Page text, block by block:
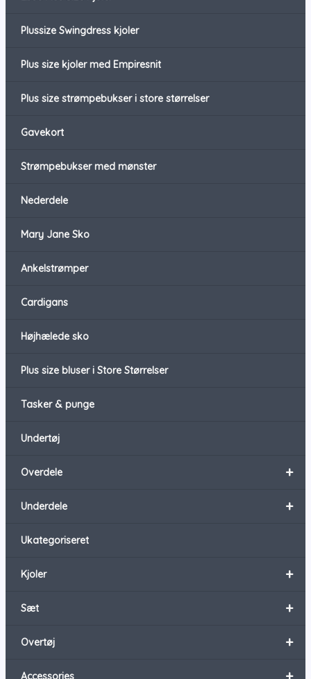
Plussize Swingdress kjoler
Plus size kjoler med Empiresnit
Plus size strømpebukser i store størrelser
Gavekort
Strømpebukser med mønster
Nederdele
Mary Jane Sko
Ankelstrømper
Cardigans
Højhælede sko
Plus size bluser i Store Størrelser
Tasker & punge
Undertøj
+
Overdele
+
Underdele
Ukategoriseret
+
Kjoler
+
Sæt
+
Overtøj